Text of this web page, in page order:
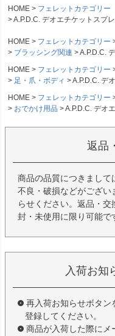
HOME
フェレットカテゴリー
A.P.D.C. デオエチケットスプ
HOME フェレットカテゴリー
ブラッシング関連
A.P.D.C.
HOME
フェレットカテゴリー
足・爪・ボディ
A.P.D.C. デ
HOME
フェレットカテゴリー
おでかけ用品
A.P.D.C. デオ
返品
商品の品質につきまし
不良・破損などがござい
らせください。返品・
封・未使用に限り可能で
入荷お知
再入荷お知らせボタン
登録してください。
商品が入荷した際にメ